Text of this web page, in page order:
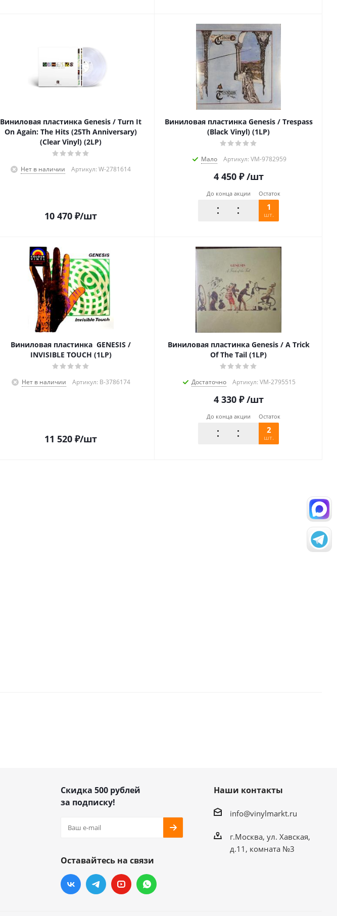
Виниловая пластинка Genesis / Turn It
On Again: The Hits (25Th Anniversary)
(Clear Vinyl) (2LP)
Нет в наличии Артикул: W-2781614
10 470 ₽/шт
Виниловая пластинка Genesis / Trespass
(Black Vinyl) (1LP)
Мало Артикул: VM-9782959
4 450₽ /шт
До конца акции Остаток
1
шт.
Виниловая пластинка GENESIS /
INVISIBLE TOUCH (1LP)
Нет в наличии Артикул: B-3786174
11 520 ₽/шт
Виниловая пластинка Genesis / A Trick
Of The Tail (1LP)
Достаточно Артикул: VM-2795515
4 330₽ /шт
До конца акции Остаток
2
шт.
Скидка 500 рублей
за подписку!
Оставайтесь на связи
Наши контакты
info@vinylmarkt.ru
г.Москва, ул. Хавская,
д.11, комната №3